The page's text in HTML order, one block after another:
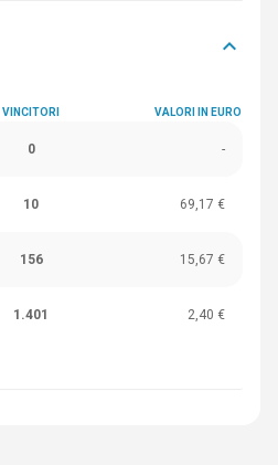
keyboard_arrow_down
VINCITORI VALORI IN EURO
0 -
10 69,17 €
156 15,67 €
1.401 2,40 €